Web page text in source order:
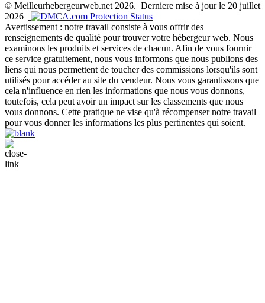
© Meilleurhebergeurweb.net 2026. Derniere mise à jour le 20 juillet
2026
Avertissement : notre travail consiste à vous offrir des
renseignements de qualité pour trouver votre hébergeur web. Nous
examinons les produits et services de chacun. Afin de vous fournir
ce service gratuitement, nous vous informons que nous publions des
liens qui nous permettent de toucher des commissions lorsqu'ils sont
utilisés pour accéder au site du vendeur. Nous vous garantissons que
cela n'influence en rien les informations que nous vous donnons,
toutefois, cela peut avoir un impact sur les classements que nous
vous donnons. Cette pratique ne vise qu'à récompenser notre travail
pour vous donner les informations les plus pertinentes qui soient.